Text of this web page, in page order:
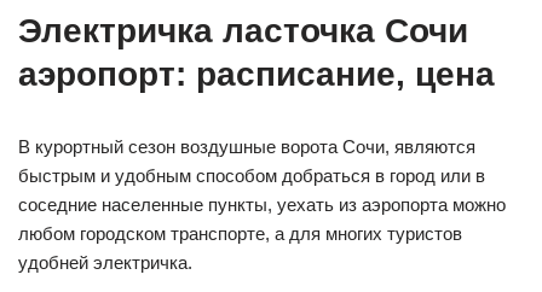
Электричка ласточка Сочи
аэропорт: расписание, цена
В курортный сезон воздушные ворота Сочи, являются
быстрым и удобным способом добраться в город или в
соседние населенные пункты, уехать из аэропорта можно
любом городском транспорте, а для многих туристов
удобней электричка.